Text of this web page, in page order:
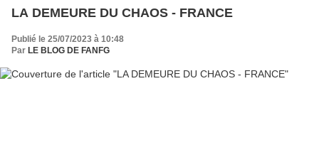
LA DEMEURE DU CHAOS - FRANCE
Publié le 25/07/2023 à 10:48
Par LE BLOG DE FANFG